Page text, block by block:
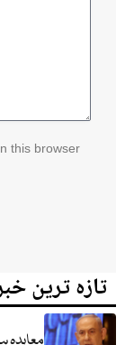
this browser
تازہ ترین